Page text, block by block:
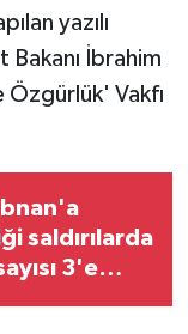
yazılı
Bakanı İbrahim
Özgürlük' Vakfı
saldırılarda
3'e